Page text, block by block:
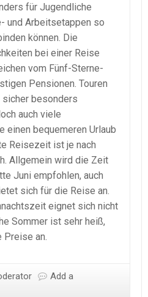
für Jugendliche
und Arbeitsetappen so
können. Die
bei einer Reise
vom Fünf-Sterne-
Pensionen. Touren
besonders
auch viele
einen bequemeren Urlaub
Reisezeit ist je nach
Allgemein wird die Zeit
Juni empfohlen, auch
sich für die Reise an.
eignet sich nicht
Sommer ist sehr heiß,
an.
Add a